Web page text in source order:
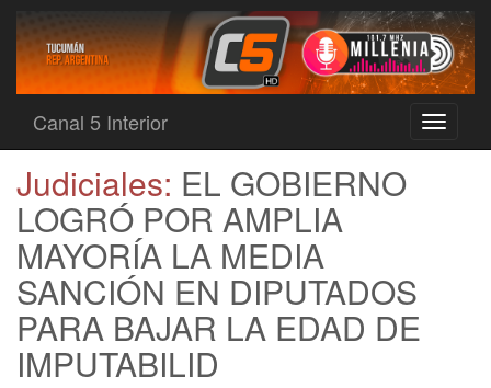
Toggle
Canal 5 Interior
Judiciales: EL GOBIERNO
LOGRÓ POR AMPLIA
MAYORÍA LA MEDIA
SANCIÓN EN DIPUTADOS
PARA BAJAR LA EDAD DE
IMPUTABILID